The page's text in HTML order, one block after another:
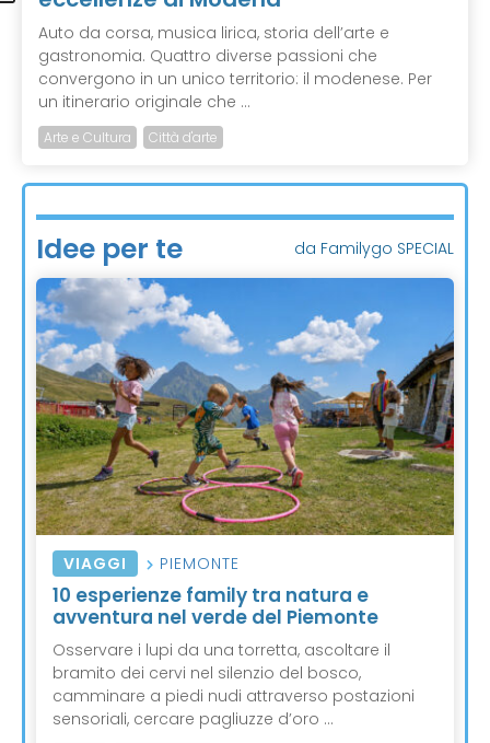
Auto da corsa, musica lirica, storia dell’arte e
gastronomia. Quattro diverse passioni che
convergono in un unico territorio: il modenese. Per
un itinerario originale che ...
Arte e Cultura Città d'arte
Idee per te da Familygo SPECIAL
VIAGGI PIEMONTE
10 esperienze family tra natura e
avventura nel verde del Piemonte
Osservare i lupi da una torretta, ascoltare il
bramito dei cervi nel silenzio del bosco,
camminare a piedi nudi attraverso postazioni
sensoriali, cercare pagliuzze d’oro ...